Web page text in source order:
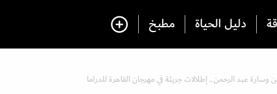
دليل الحياة مطبخ
وسارة عبد الرحمن.. إطلالات جريئة في مهرجان القاهرة للدراما